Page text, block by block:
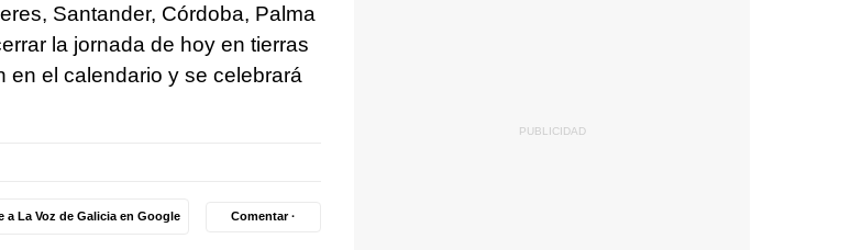
Santander, Córdoba, Palma
la jornada de hoy en tierras
en el calendario y se celebrará
a La Voz de Galicia en Google Comentar ·